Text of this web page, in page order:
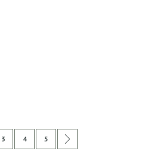
leggendo la pagina
Pagina
3 Pagina
4 Pagina
5